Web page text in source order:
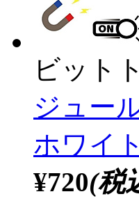
ビット
ジュー
ホワイ
¥720(税